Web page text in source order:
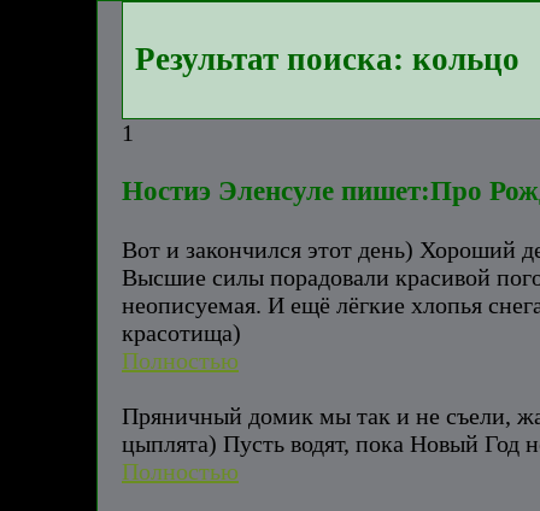
Результат поиска: кольцо
1
Ностиэ Эленсуле пишет:Про
Вот и закончился этот день) Хороший
Высшие силы порадовали красивой
неописуемая. И ещё лёгкие хлопья
красотища)
Полностью
Пряничный домик мы так и не съели,
цыплята) Пусть водят, пока Новый Год
Полностью